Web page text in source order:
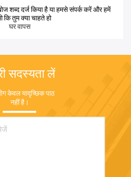
शब्द दर्ज किया है या हमसे संपर्क करें और हमें
कि तुम क्या चाहते हो
घर वापस
सदस्यता लें
केवल यादृच्छिक पाठ
नहीं है।